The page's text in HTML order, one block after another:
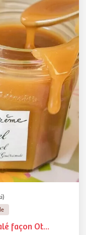
façon Ot...